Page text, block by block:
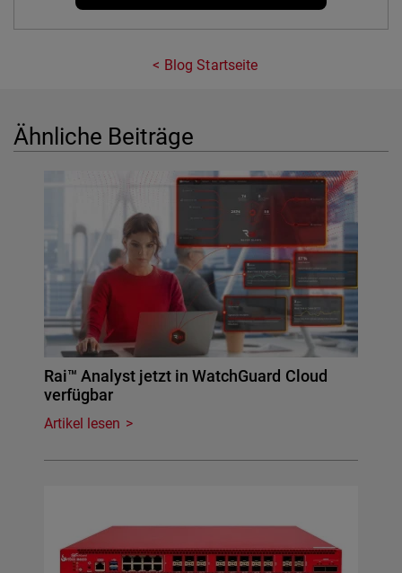
Blog Startseite
Ähnliche Beiträge
Rai™ Analyst jetzt in WatchGuard Cloud
verfügbar
Artikel lesen